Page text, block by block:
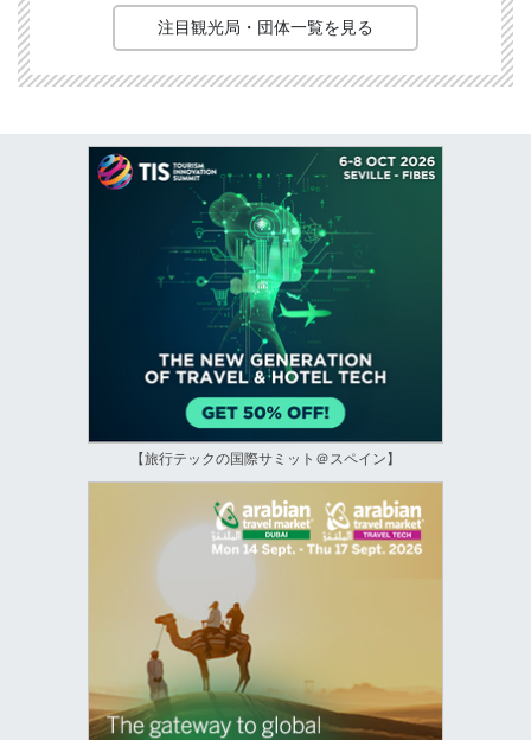
注目観光局・団体一覧を見る
【旅行テックの国際サミット＠スペイン】